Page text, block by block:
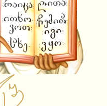
ჩანაწერები 2023
აუდიო ჩანაწერები 2022
ჩანაწერები 2021
ჩანაწერები 2020
ჩანაწერები 2019
აუდიო ჩანაწერები 2018
საიტის შესახებ